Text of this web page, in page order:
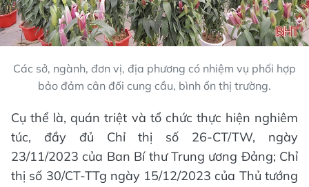
Các sở, ngành, đơn vị, địa phương có nhiệm vụ phối hợp
bảo đảm cân đối cung cầu, bình ổn thị trường.
Cụ thể là, quán triệt và tổ chức thực hiện nghiêm
túc, đầy đủ Chỉ thị số 26-CT/TW, ngày
23/11/2023 của Ban Bí thư Trung ương Đảng; Chỉ
thị số 30/CT-TTg ngày 15/12/2023 của Thủ tướng